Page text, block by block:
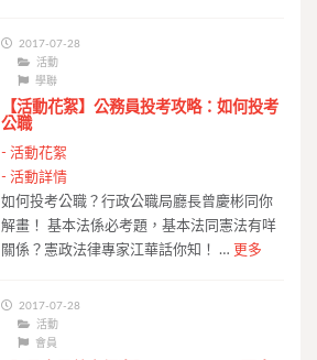
2017-07-28
活動
學聯
【活動花絮】公務員投考攻略：如何投考
公職
- 活動花絮
- 活動詳情
如何投考公職？行政公職局廳長曾慶彬同你
解畫！ 基本法係必考題，基本法同憲法有咩
關係？憲政法律專家江華話你知！ … 更多
2017-07-28
活動
會員